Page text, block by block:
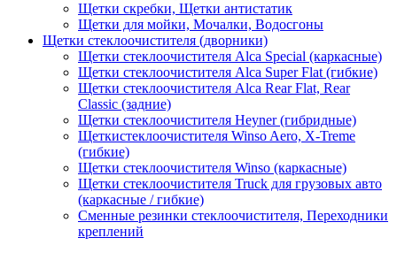
Щетки скребки, Щетки антистатик
Щетки для мойки, Мочалки, Водосгоны
Щетки стеклоочистителя (дворники)
Щетки стеклоочистителя Alca Special (каркасные)
Щетки стеклоочистителя Alca Super Flat (гибкие)
Щетки стеклоочистителя Alca Rear Flat, Rear
Classic (задние)
Щетки стеклоочистителя Heyner (гибридные)
Щеткистеклоочистителя Winso Aero, X-Treme
(гибкие)
Щетки стеклоочистителя Winso (каркасные)
Щетки стеклоочистителя Truck для грузовых авто
(каркасные / гибкие)
Сменные резинки стеклоочистителя, Переходники
креплений